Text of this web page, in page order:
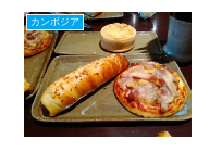
カンボジア